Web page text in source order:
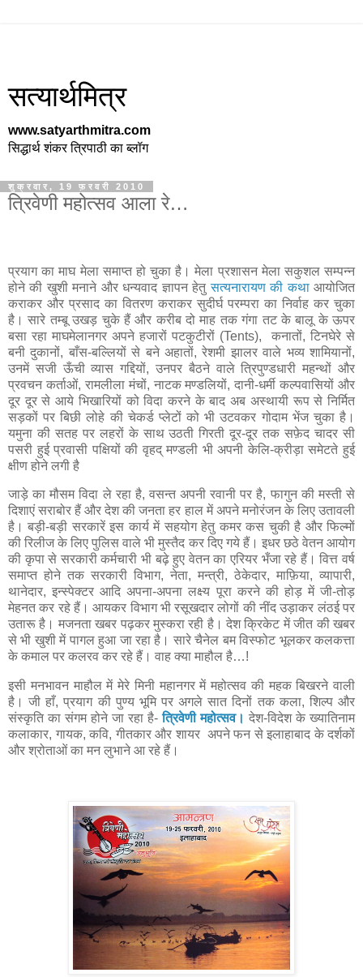
सत्यार्थमित्र
www.satyarthmitra.com
सिद्धार्थ शंकर त्रिपाठी का ब्लॉग
शुक्रवार, 19 फ़रवरी 2010
त्रिवेणी महोत्सव आला रे…
प्रयाग का माघ मेला समाप्त हो चुका है। मेला प्रशासन मेला सकुशल सम्पन्न
होने की खुशी मनाने और धन्यवाद ज्ञापन हेतुसत्यनारायण की कथाआयोजित
कराकर और प्रसाद का वितरण कराकर सुदीर्घ परम्परा का निर्वाह कर चुका
है। सारे तम्बू उखड़ चुके हैं और करीब दो माह तक गंगा तट के बालू के ऊपर
बसा रहा माघमेलानगर अपने हजारों पटकुटीरों (Tents), कनातों, टिनघेरे से
बनी दुकानों, बाँस-बल्लियों से बने अहातों, रेशमी झालर वाले भव्य शामियानों,
उनमें सजी ऊँची व्यास गद्दियों, उनपर बैठने वाले त्रिपुण्डधारी महन्थों और
प्रवचन कर्ताओं, रामलीला मंचों, नाटक मण्डलियों, दानी-धर्मी कल्पवासियों और
दूर दूर से आये भिखारियों को विदा करने के बाद अब अस्थायी रूप से निर्मित
सड़कों पर बिछी लोहे की चेकर्ड प्लेटों को भी उटवकर गोदाम भेंज चुका है।
यमुना की सतह पर लहरों के साथ उठती गिरती दूर-दूर तक सफ़ेद चादर सी
पसरी हुई प्रवासी पक्षियों की वृहद्‌ मण्डली भी अपनी केलि-क्रीड़ा समेटते हुई
क्षीण होने लगी है
जाड़े का मौसम विदा ले रहा है, वसन्त अपनी रवानी पर है, फागुन की मस्ती से
दिशाएं सराबोर हैं और देश की जनता हर हाल में अपने मनोरंजन के लिए उतावली
है। बड़ी-बड़ी सरकारें इस कार्य में सहयोग हेतु कमर कस चुकी है और फिल्मों
की रिलीज के लिए पुलिस वाले भी मुस्तैद कर दिए गये हैं। इधर छठे वेतन आयोग
की कृपा से सरकारी कर्मचारी भी बढ़े हुए वेतन का एरियर भँजा रहे हैं। वित्त वर्ष
समाप्त होने तक सरकारी विभाग, नेता, मन्त्री, ठेकेदार, माफ़िया, व्यापारी,
थानेदार, इन्स्पेक्टर आदि अपना-अपना लक्ष्य पूरा करने की होड़ में जी-तोड़
मेहनत कर रहे हैं। आयकर विभाग भी रसूखदार लोगों की नींद उड़ाकर लंठई पर
उतारू है। मजनता खबर पढ़कर मुस्करा रही है। देश क्रिकेट में जीत की खबर
से भी खुशी में पागल हुआ जा रहा है। सारे चैनेल बम विस्फोट भूलकर कलकत्ता
के कमाल पर कलरव कर रहे हैं। वाह क्या माहौल है…!
इसी मनभावन माहौल में मेरे मिनी महानगर में महोत्सव की महक बिखरने वाली
है। जी हाँ, प्रयाग की पुण्य भूमि पर अगले सात दिनों तक कला, शिल्प और
संस्कृति का संगम होने जा रहा है-त्रिवेणी महोत्सव। देश-विदेश के ख्यातिनाम
कलाकार, गायक, कवि, गीतकार और शायर अपने फन से इलाहाबाद के दर्शकों
और श्रोताओं का मन लुभाने आ रहे हैं।